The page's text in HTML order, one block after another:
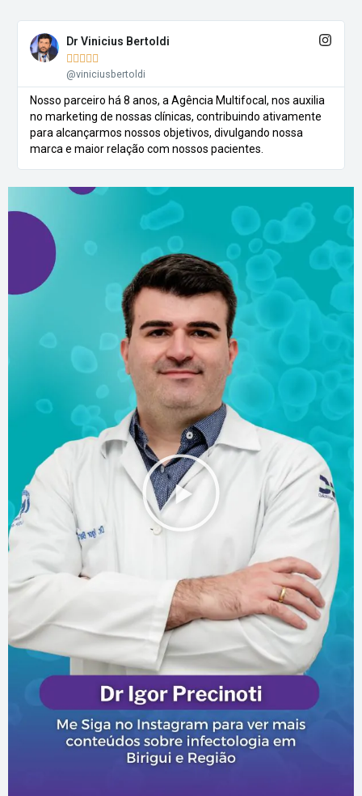
Dr Vinicius Bertoldi
    
@viniciusbertoldi
Nosso parceiro há 8 anos, a Agência Multifocal, nos auxilia
no marketing de nossas clínicas, contribuindo ativamente
para alcançarmos nossos objetivos, divulgando nossa
marca e maior relação com nossos pacientes.